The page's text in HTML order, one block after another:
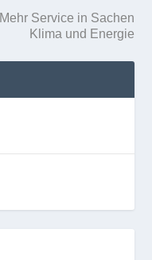
Mehr Service in Sachen
Klima und Energie